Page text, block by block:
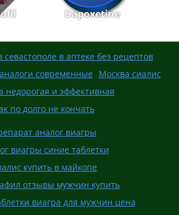
Dapoxetine
севастополе в аптеке без рецептов
современные
Москва сиалис
недорогая и эффективная
по долго не кончать
аналог виагры
виагры синие таблетки
купить в майкопе
отзывы мужчин купить
виагра для мужчин цена